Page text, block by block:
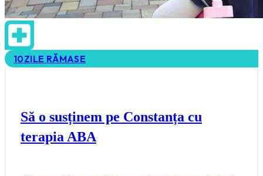
10ZILE RĂMASE
Să o susținem pe Constanța cu
terapia ABA